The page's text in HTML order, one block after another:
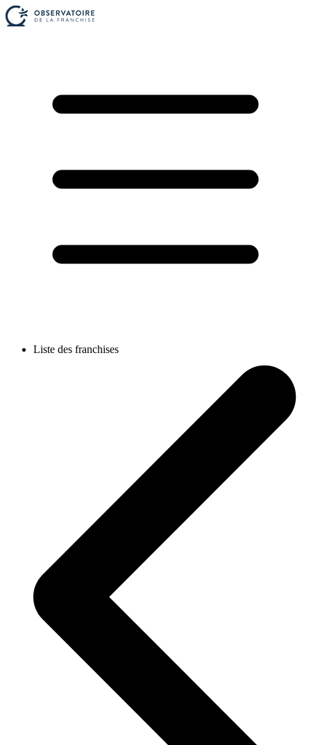
Liste des franchises